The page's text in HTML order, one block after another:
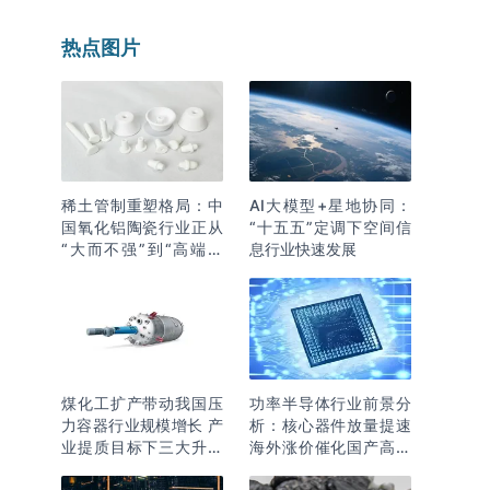
热点图片
稀土管制重塑格局：中
国氧化铝陶瓷行业正从
“大而不强”到“高端突
AI大模型+星地协同：
“十五五”定调下空间信
息行业快速发展
煤化工扩产带动我国压
力容器行业规模增长 产
业提质目标下三大升级
功率半导体行业前景分
析：核心器件放量提速
海外涨价催化国产高端